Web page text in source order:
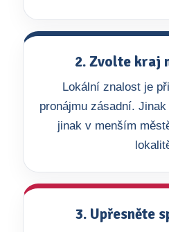
2. Zvolte kraj
Lokální znalost je
pronájmu zásadní.
jinak v menším
3. Upřesněte